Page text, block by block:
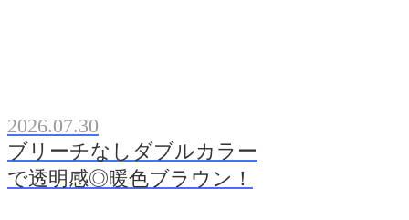
2026.07.30
ブリーチなしダブルカラー
で透明感◎暖色ブラウン！